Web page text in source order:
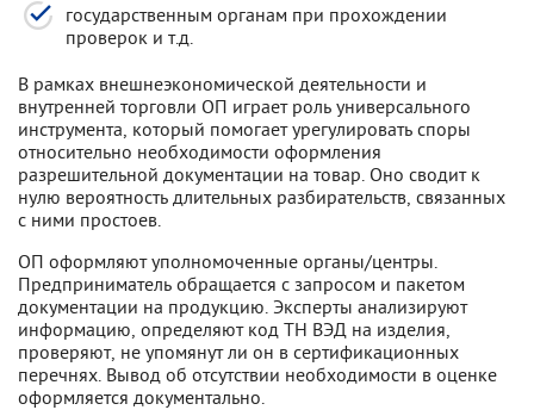
государственным органам при прохождении
проверок и т.д.
В рамках внешнеэкономической деятельности и
внутренней торговли ОП играет роль универсального
инструмента, который помогает урегулировать споры
относительно необходимости оформления
разрешительной документации на товар. Оно сводит к
нулю вероятность длительных разбирательств, связанных
с ними простоев.
ОП оформляют уполномоченные органы/центры.
Предприниматель обращается с запросом и пакетом
документации на продукцию. Эксперты анализируют
информацию, определяют код ТН ВЭД на изделия,
проверяют, не упомянут ли он в сертификационных
перечнях. Вывод об отсутствии необходимости в оценке
оформляется документально.